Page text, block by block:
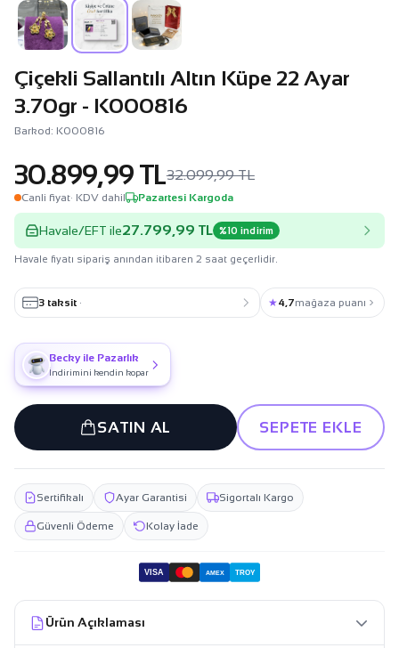
Çiçekli Sallantılı Altın Küpe 22 Ayar
3.70gr - K000816
Barkod: K000816
30.899,99 TL32.099,99 TL
Canli fiyat· KDV dahil Pazartesi Kargoda
Havale/EFT ile27.799,99 TL %10 indirim
Havale fiyatı sipariş anından itibaren 2 saat geçerlidir.
3 taksit · ★4,7mağaza puanı
Becky ile Pazarlık
İndirimini kendin kopar
SATIN AL SEPETE EKLE
Sertifikalı Ayar Garantisi Sigortalı Kargo
Güvenli Ödeme Kolay İade
VISA AMEX TROY
Ürün Açıklaması